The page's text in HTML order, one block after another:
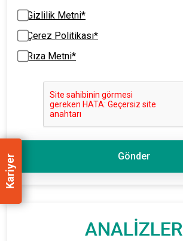
Gizlilik Metni*
Çerez Politikası*
Rıza Metni*
Gönder
ANALİZLER
Kariyer